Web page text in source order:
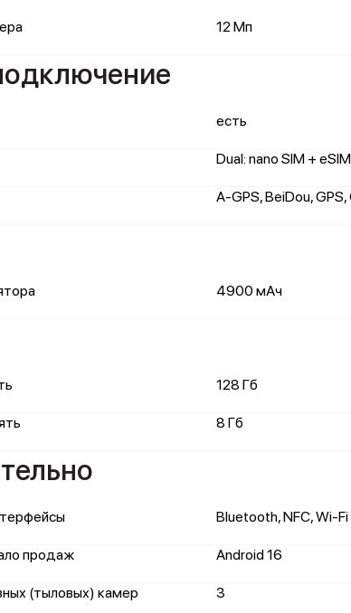
12 Мп
есть
Dual: nano SIM + eSIM
A-GPS, BeiDou,
4900 мАч
128 Гб
8 Гб
Bluetooth, NFC, Wi-Fi
продаж Android 16
(тыловых) камер 3